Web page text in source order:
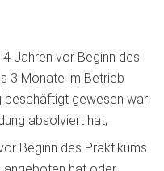
Jahren vor Beginn des
3 Monate im Betrieb
beschäftigt gewesen war
absolviert hat,
Beginn des Praktikums